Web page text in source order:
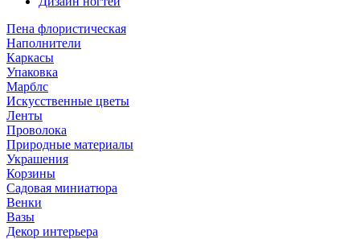
Пена флористическая
Наполнители
Каркасы
Упаковка
Марблс
Искусственные цветы
Ленты
Проволока
Природные материалы
Украшения
Корзины
Садовая миниатюра
Венки
Вазы
Декор интерьера